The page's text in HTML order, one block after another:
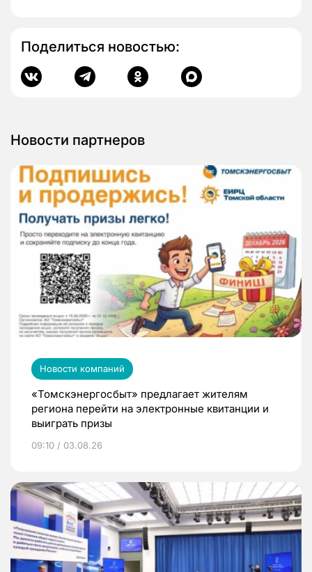
Поделиться новостью:
Новости партнеров
Новости компаний
«Томскэнергосбыт» предлагает жителям
региона перейти на электронные квитанции и
выиграть призы
09:10 / 03.08.26